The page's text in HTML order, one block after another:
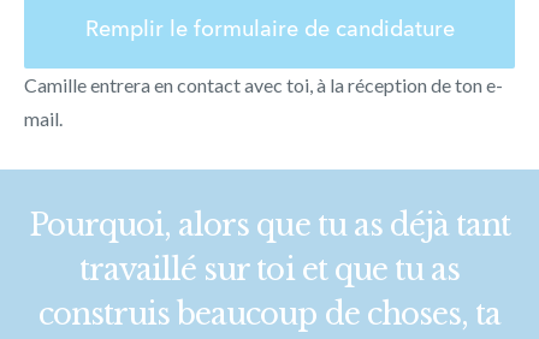
Remplir le formulaire de candidature
Camille entrera en contact avec toi, à la réception de ton e-
mail.
Pourquoi, alors que tu as déjà tant
travaillé sur toi et que tu as
construis beaucoup de choses, ta